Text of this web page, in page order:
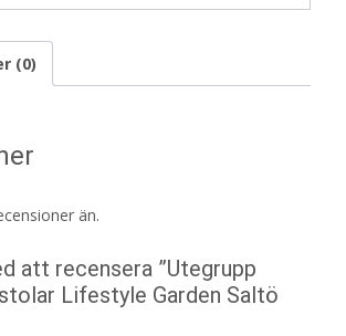
(0)
än.
att recensera ”Utegrupp
Lifestyle Garden Saltö